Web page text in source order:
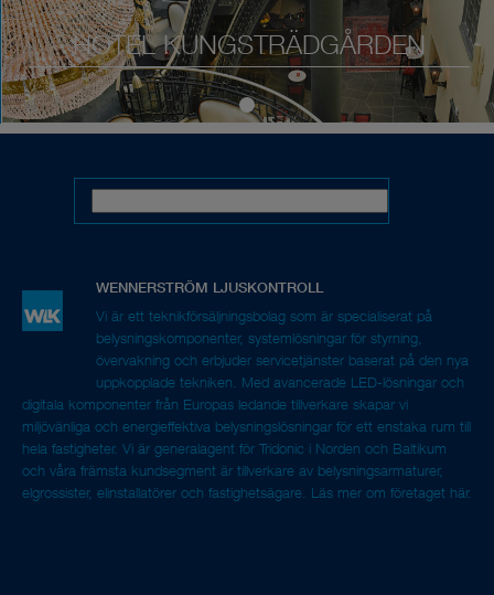
Vi är ett teknikförsäljningsbolag som är specialiserat på
belysningskomponenter, systemlösningar för styrning,
övervakning och erbjuder servicetjänster baserat på den nya
uppkopplade tekniken. Med avancerade LED-lösningar och
digitala komponenter från Europas ledande tillverkare skapar vi
miljövänliga och energieffektiva belysningslösningar för ett enstaka rum till
hela fastigheter. Vi är generalagent för Tridonic i Norden och Baltikum
och våra främsta kundsegment är tillverkare av belysningsarmaturer,
elgrossister, elinstallatörer och fastighetsägare. Läs mer om företaget här.